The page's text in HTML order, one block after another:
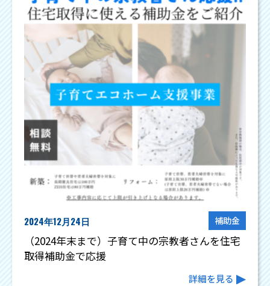
2024年12月24日 補助金
（2024年末まで）子育て中の宗教者さんを住宅
取得補助金で応援
詳細を見る